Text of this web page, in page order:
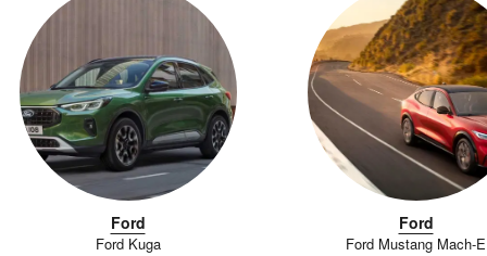
Ford
Ford Kuga
Ford
Ford Mustang Mach-E